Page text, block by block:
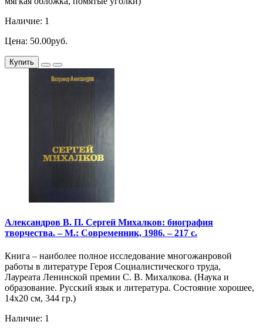
Наличие: 1
Цена: 50.00руб.
Купить
Александров В. П. Сергей Михалков: биография
творчества. – М.: Современник, 1986. – 217 с.
Книга – наиболее полное исследование многожанровой
работы в литературе Героя Социалистического труда,
Лауреата Ленинской премии С. В. Михалкова. (Наука и
образование. Русский язык и литература. Состояние хорошее,
14х20 см, 344 гр.)
Наличие: 1